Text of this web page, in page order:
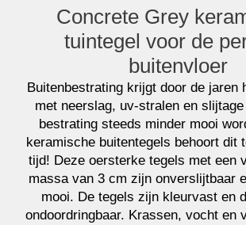
Concrete Grey
tuintegel voor de
buitenvloer
Buitenbestrating krijgt door de jaren
met neerslag, uv-stralen en
bestrating steeds minder mooi
keramische buitentegels behoort dit
tijd! Deze oersterke tegels met een
massa van 3 cm zijn onverslijtbaar
mooi. De tegels zijn kleurvast en
ondoordringbaar. Krassen, vocht en